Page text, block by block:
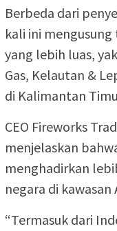
Berbeda dari
kali ini
yang lebih luas,
Gas, Kelautan &
di Kalimantan
CEO Fireworks
menjelaskan
menghadirkan
negara di kawasan
“Termasuk dari